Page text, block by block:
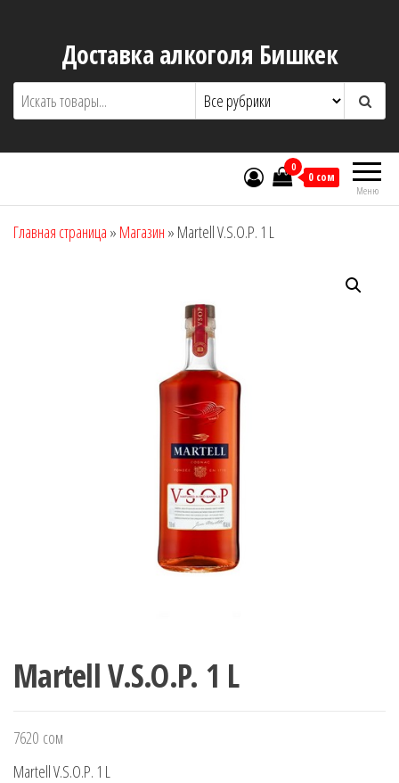
содержимомуДоставка алкоголя Бишкек
Меню
0
0 сом
Главная страница » Магазин » Martell V.S.O.P. 1 L
Martell V.S.O.P. 1 L
7620 сом
Martell V.S.O.P. 1 L